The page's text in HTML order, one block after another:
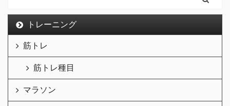
トレーニング
筋トレ
筋トレ種目
マラソン